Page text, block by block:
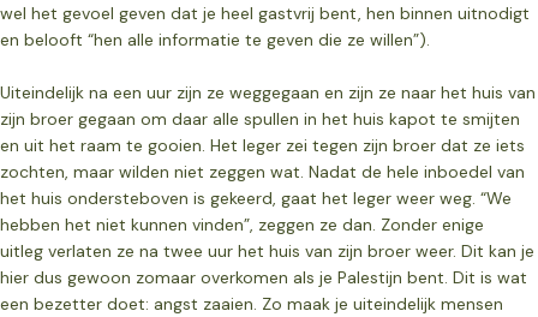
wel het gevoel geven dat je heel gastvrij bent, hen binnen uitnodigt
en belooft “hen alle informatie te geven die ze willen”).
Uiteindelijk na een uur zijn ze weggegaan en zijn ze naar het huis van
zijn broer gegaan om daar alle spullen in het huis kapot te smijten
en uit het raam te gooien. Het leger zei tegen zijn broer dat ze iets
zochten, maar wilden niet zeggen wat. Nadat de hele inboedel van
het huis ondersteboven is gekeerd, gaat het leger weer weg. “We
hebben het niet kunnen vinden”, zeggen ze dan. Zonder enige
uitleg verlaten ze na twee uur het huis van zijn broer weer. Dit kan je
hier dus gewoon zomaar overkomen als je Palestijn bent. Dit is wat
een bezetter doet: angst zaaien. Zo maak je uiteindelijk mensen